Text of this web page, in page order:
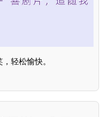
轻松愉快。